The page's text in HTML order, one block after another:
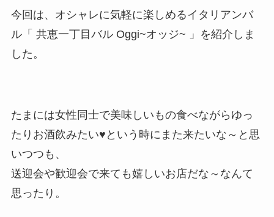
今回は、オシャレに気軽に楽しめるイタリアンバ
ル「 共恵一丁目バル Oggi~オッジ~ 」を紹介しま
した。
たまには女性同士で美味しいもの食べながらゆっ
たりお酒飲みたい♥という時にまた来たいな～と思
いつつも、
送迎会や歓迎会で来ても嬉しいお店だな～なんて
思ったり。